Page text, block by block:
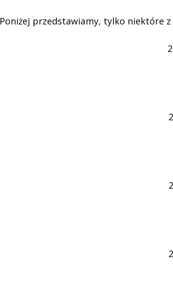
Poniżej przedstawiamy, tylko niektóre